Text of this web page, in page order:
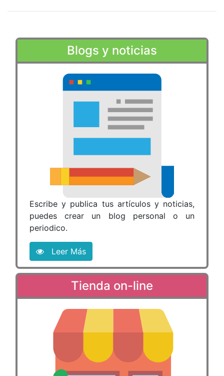
Blogs y noticias
Escribe y publica tus artículos y noticias,
puedes crear un blog personal o un
periodico.
Leer Más
Tienda on-line